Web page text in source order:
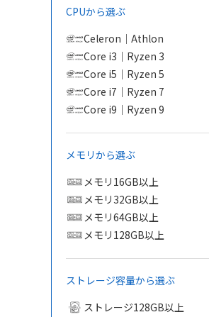
CPUから選ぶ
Celeron｜Athlon
Core i3｜Ryzen 3
Core i5｜Ryzen 5
Core i7｜Ryzen 7
Core i9｜Ryzen 9
メモリから選ぶ
メモリ16GB以上
メモリ32GB以上
メモリ64GB以上
メモリ128GB以上
ストレージ容量から選ぶ
ストレージ128GB以上